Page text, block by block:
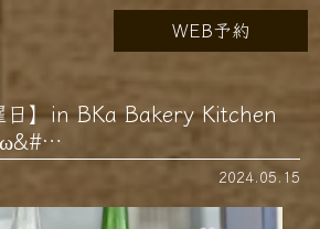
WEB予約
日】in BKa Bakery Kitchen
2024.05.15